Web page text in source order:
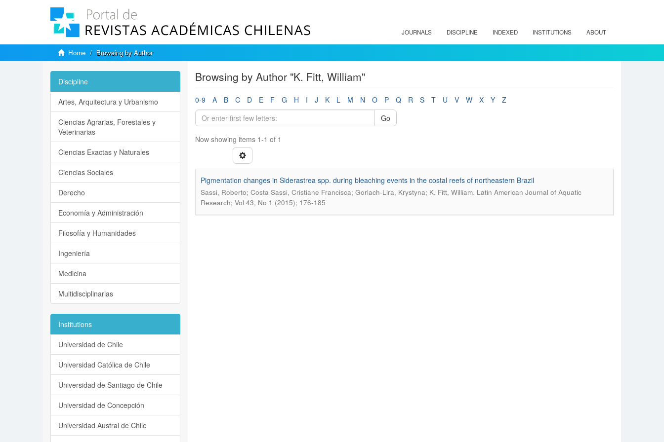
JOURNALS DISCIPLINE INDEXED INSTITUTIONS ABOUT
Home Browsing by Author
Browsing by Author "K. Fitt, William"
0-9 A B C D E F G H I J K L M N O P Q R S T U V W X Y
Z
Go
Now showing items 1-1 of 1
Pigmentation changes in Siderastrea spp. during bleaching events in the costal reefs of northeastern Brazil
Sassi, Roberto; Costa Sassi, Cristiane Francisca; Gorlach-Lira, Krystyna; K. Fitt, William. Latin American Journal of Aquatic
Research; Vol 43, No 1 (2015); 176-185
Discipline
Artes, Arquitectura y Urbanismo
Ciencias Agrarias, Forestales y
Veterinarias
Ciencias Exactas y Naturales
Ciencias Sociales
Derecho
Economía y Administración
Filosofía y Humanidades
Ingeniería
Medicina
Multidisciplinarias
Institutions
Universidad de Chile
Universidad Católica de Chile
Universidad de Santiago de Chile
Universidad de Concepción
Universidad Austral de Chile